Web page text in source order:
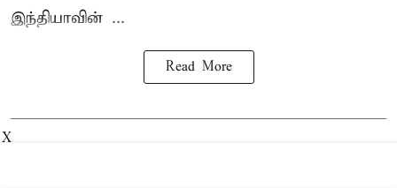
இந்தியாவின் ...
Read More
X